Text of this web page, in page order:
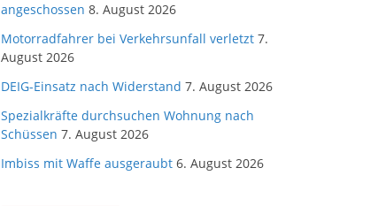
angeschossen 8. August 2026
Motorradfahrer bei Verkehrsunfall verletzt 7.
August 2026
DEIG-Einsatz nach Widerstand 7. August 2026
Spezialkräfte durchsuchen Wohnung nach
Schüssen 7. August 2026
Imbiss mit Waffe ausgeraubt 6. August 2026